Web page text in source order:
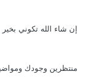
إن شاء الله تكوني
منتظرين وجودك